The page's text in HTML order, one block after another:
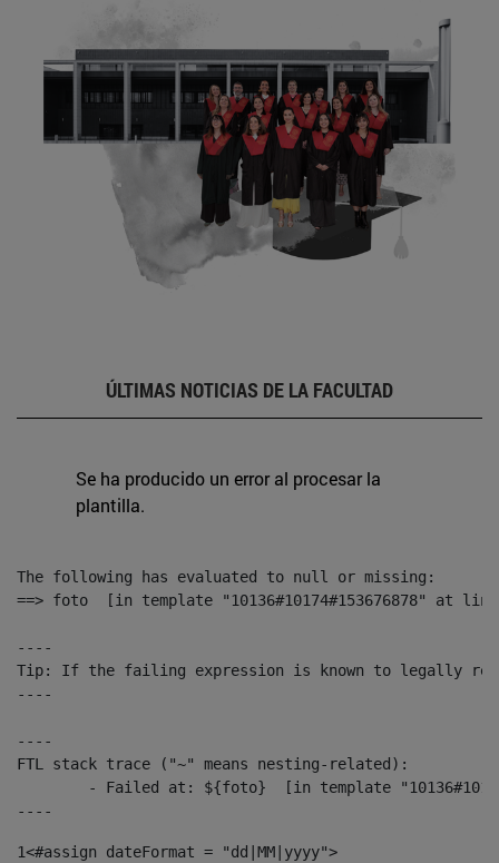
ÚLTIMAS NOTICIAS DE LA FACULTAD
Se ha producido un error al procesar la
plantilla.
The following has evaluated to null or missing:
==> foto  [in template "10136#10174#153676878" at
----
Tip: If the failing expression is known to legally refer
----
----
FTL stack trace ("~" means nesting-related):
----
1<#assign dateFormat = "dd|MM|yyyy">